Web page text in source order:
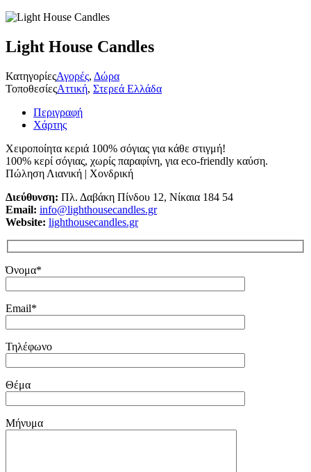
Light House Candles
ΚατηγορίεςΑγορές, Δώρα
ΤοποθεσίεςΑττική, Στερεά Ελλάδα
Περιγραφή
Χάρτης
Χειροποίητα κεριά 100% σόγιας για κάθε στιγμή!
100% κερί σόγιας, χωρίς παραφίνη, για eco-friendly καύση.
Πώληση Λιανική | Χονδρική
Διεύθυνση: Πλ. Δαβάκη Πίνδου 12, Νίκαια 184 54
Email: info@lighthousecandles.gr
Website: lighthousecandles.gr
Όνομα*
Email*
Τηλέφωνο
Θέμα
Μήνυμα